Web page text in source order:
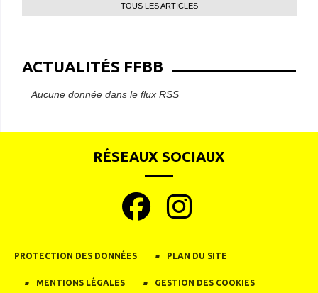
TOUS LES ARTICLES
ACTUALITÉS FFBB
Aucune donnée dans le flux RSS
RÉSEAUX SOCIAUX
PROTECTION DES DONNÉES PLAN DU SITE
MENTIONS LÉGALES GESTION DES COOKIES